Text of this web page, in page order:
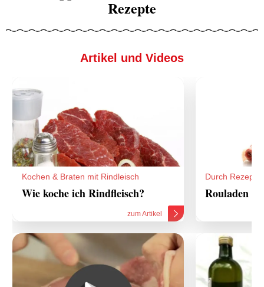
Rezepte
Artikel und Videos
Kochen & Braten mit Rindleisch
Wie koche ich Rindfleisch?
zum Artikel
Durch Rezepte
Rouladen